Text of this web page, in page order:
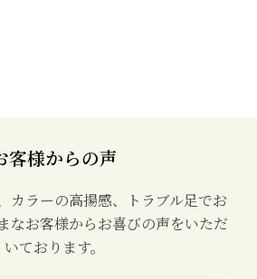
客様からの声
カラーの高揚感、トラブル足でお
なお客様からお喜びの声をいただ
いております。